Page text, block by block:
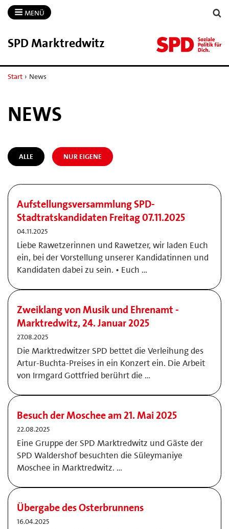
MENÜ
SPD Marktredwitz
Start › News
NEWS
ALLE NUR EIGENE
Aufstellungsversammlung SPD-
Stadtratskandidaten Freitag 07.11.2025
04.11.2025
Liebe Rawetzerinnen und Rawetzer, wir laden Euch
ein, bei der Vorstellung unserer Kandidatinnen und
Kandidaten dabei zu sein. • Euch …
Zweiklang von Musik und Ehrenamt -
Marktredwitz, 24. Januar 2025
27.08.2025
Die Marktredwitzer SPD bettet die Verleihung des
Artur-Buchta-Preises in ein Konzert ein. Die Arbeit
von Irmgard Gottfried berührt die …
Besuch der Moschee am 21. Mai 2025
22.08.2025
Eine Gruppe der SPD Marktredwitz und Gäste der
SPD Waldershof besuchten die Süleymaniye
Moschee in Marktredwitz. …
Übergabe des Osterbrunnens
16.04.2025